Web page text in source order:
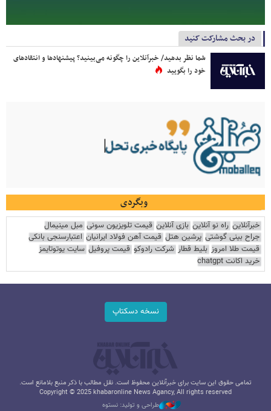
در بحث مشارکت کنید
شما نظر بدهید/ خبرآنلاین را چگونه می‌بینید؟ پیشنهادها و انتقادهای
خود را بگویید
وبگردی
خبرآنلاین راه نو آنلاین بازی آنلاین قیمت تلویزیون سونی مبل مینیمال
جراح بینی گوشتی پرشین هتل قیمت آهن فولاد ایرانیان اعتبارسنجی بانکی
قیمت طلا امروز بلیط قطار شرکت رادوکو قیمت پروفیل سایت یوتوتایمز
خرید اکانت chatgpt
نسخه دسکتاپ
تمامی حقوق این سایت برای خبرآنلاین محفوظ است. نقل مطالب با ذکر منبع بلامانع است.
Copyright © 2025 khabaronline News Agancy, All rights reserved
طراحی و تولید: نستوه